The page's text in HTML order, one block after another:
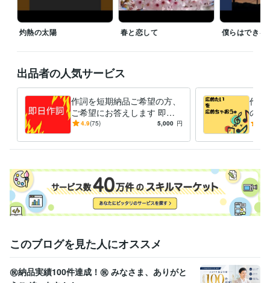
灼熱の太陽 春と恋して 僕らはできる
出品者の人気サービス
作詞を短期納品ご希望の方、
ご希望にお答えします 即日
納品の実績あります♪お急ぎ
す！！
4.9(75) 5,000 円
作詞
のあ
日納
このブログを見た人にオススメ
㊗️納品実績100件達成！㊗️ みなさま、ありがと